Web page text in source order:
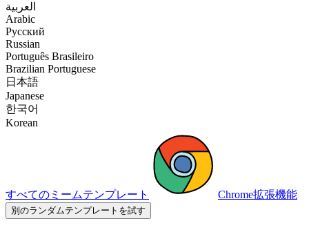
العربية
Arabic
Русский
Russian
Português Brasileiro
Brazilian Portuguese
日本語
Japanese
한국어
Korean
すべてのミームテンプレート Chrome拡張機能
別のランダムテンプレートを試す